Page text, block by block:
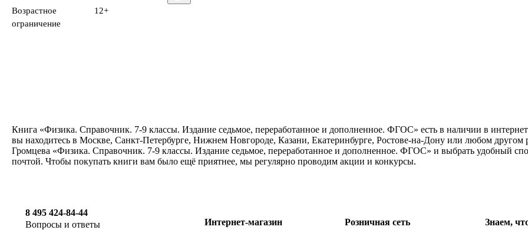
Возрастное
ограничение
12+
Книга «Физика. Cправочник. 7-9 классы. Издание седьмое, переработанное и дополненное. ФГОС» есть в наличии в
вы находитесь в Москве, Санкт-Петербурге, Нижнем Новгороде, Казани, Екатеринбурге, Ростове-на-Дону или любом другом
Громцева «Физика. Cправочник. 7-9 классы. Издание седьмое, переработанное и дополненное. ФГОС» и выбрать удобный
почтой. Чтобы покупать книги вам было ещё приятнее, мы регулярно проводим акции и конкурсы.
8 495 424-84-44
Вопросы и ответы
Интернет-магазин Розничная сеть Знаем,